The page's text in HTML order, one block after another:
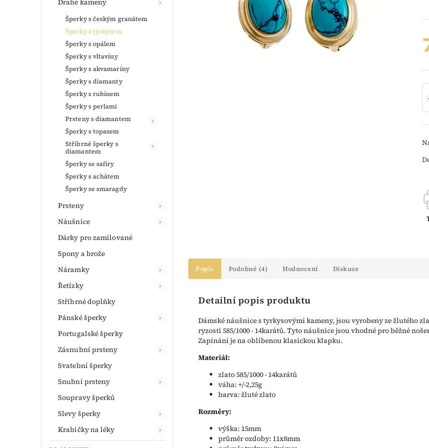
Šperky s českým granátem
Šperky s tyrkysem
Šperky s opálem
Šperky s vltavíny
Šperky s akvamaríny
Šperky s diamanty
Šperky s rubínem
Šperky s perlami
Prsteny s diamantem
Šperky s topazem
Stříbrné šperky s
diamantem
Šperky se safíry
Šperky s achátem
Šperky se smaragdy
Prsteny
Náušnice
Dárky pro zamilované
Spony a brože
Náramky
Řetízky
Stříbrné doplňky
Pánské šperky
Portugalské šperky
Zásnubní prsteny
Svatební šperky
Snubní prsteny
Soupravy šperků
Slevy šperky
Krabičky na léky
Popis Podobné (4) Hodnocení Diskuze
Detailní popis produktu
Dámské náušnice s tyrkysovými kameny, jsou vyrobeny ze žlutého
ryzosti 585/1000 - 14karátů. Tyto náušnice jsou vhodné pro běžné
Zapínání je na oblíbenou klasickou klapku.
Materiál:
zlato 585/1000 - 14karátů
váha: +/-2,25g
barva: žluté zlato
Rozměry:
výška: 15mm
průměr ozdoby: 11x8mm